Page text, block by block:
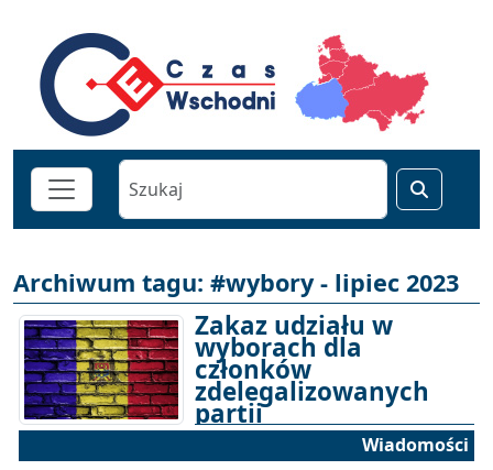
Archiwum tagu: #wybory - lipiec 2023
Zakaz udziału w
wyborach dla
członków
zdelegalizowanych
partii
Wiadomości